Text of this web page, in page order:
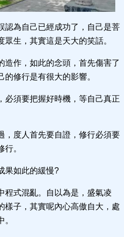
認為自己已經成功了，自己是菩
生，其實這是天大的笑話。
造作，如此的念頭，首先傷害了
修行是有很大的影響。
必須要把握好時機，等自己真正
，度人首先要自證，修行必須要
。
果如此的緩慢?
程式混亂。自以為是，盛氣凌
樣子，其實呢內心高傲自大，處